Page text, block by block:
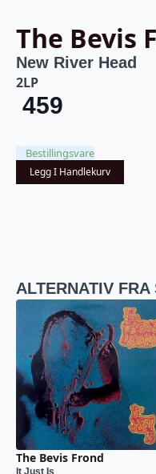
The Bevis
New River Head
2LP
459
Bestillingsvare
Legg I Handlekurv
ALTERNATIV
The Bevis Frond
It Just Is